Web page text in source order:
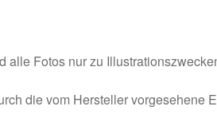
alle Fotos nur zu
die vom Hersteller vorgesehene